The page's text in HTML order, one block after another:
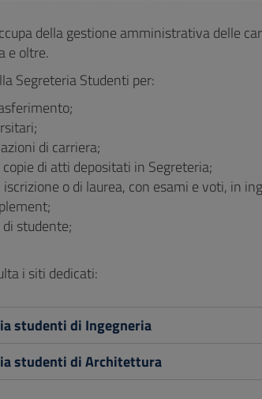
della gestione amministrativa delle
e oltre.
Segreteria Studenti per:
di carriera;
di atti depositati in Segreteria;
o di laurea, con esami e voti, in
studente;
i siti dedicati:
studenti di Ingegneria
studenti di Architettura